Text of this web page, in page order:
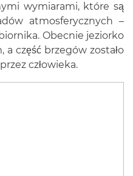
wymiarami, które są
atmosferycznych –
Obecnie jeziorko
część brzegów zostało
człowieka.